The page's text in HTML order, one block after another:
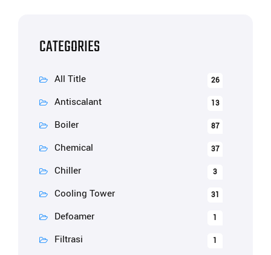
CATEGORIES
All Title 26
Antiscalant 13
Boiler 87
Chemical 37
Chiller 3
Cooling Tower 31
Defoamer 1
Filtrasi 1